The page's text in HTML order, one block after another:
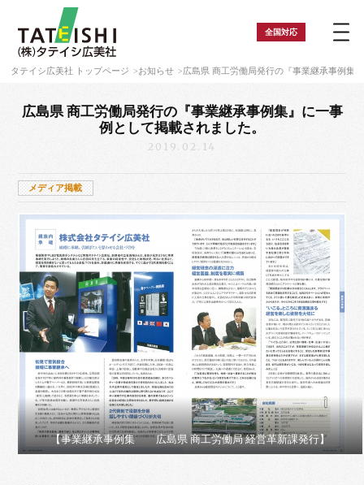
全国対応
タテイシ広美社 トップページ お知らせ 広島県 商工労働局発行の『事業継承事例集
広島県 商工労働局発行の『事業継承事例集』に一事
例として掲載されました。
2019.02.14
メディア掲載
【事業継承事例集 広島県 商工労働局 経営革新課発行】